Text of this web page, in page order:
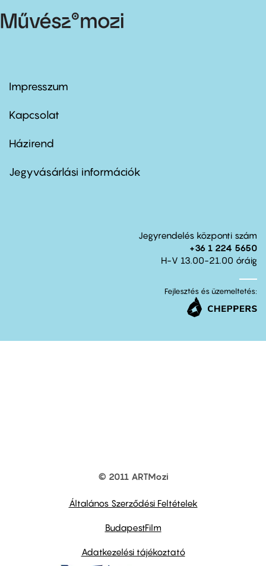
Footer
first
Impresszum
Kapcsolat
Footer
second
Házirend
Jegyvásárlási információk
Jegyrendelés központi szám
+36 1 224 5650
H-V 13.00-21.00 óráig
Fejlesztés és üzemeltetés:
© 2011 ARTMozi
Általános Szerződési Feltételek
BudapestFilm
Adatkezelési tájékoztató